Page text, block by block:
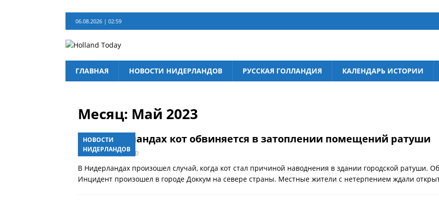
06.08.2026 | 02:59
ГЛАВНАЯ НОВОСТИ НИДЕРЛАНДОВ РУССКАЯ ГОЛЛАНДИЯ КАЛЕНДАРЬ ИСТОРИИ
Месяц: Май 2023
НОВОСТИ
НИДЕРЛАНДОВ
В Нидерландах кот обвиняется в затоплении помещений ратуши
19.05.2023 | 18:30
В Нидерландах произошел случай, когда кот стал причиной наводнения в здании городской ратуши.
Инцидент произошел в городе Доккум на севере страны. Местные жители с нетерпением ждали